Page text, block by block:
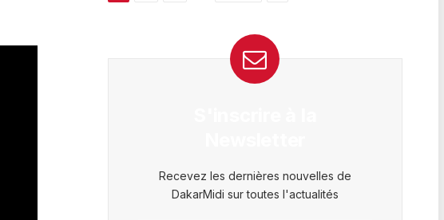
Recevez les dernières nouvelles de
DakarMidi sur toutes l'actualités